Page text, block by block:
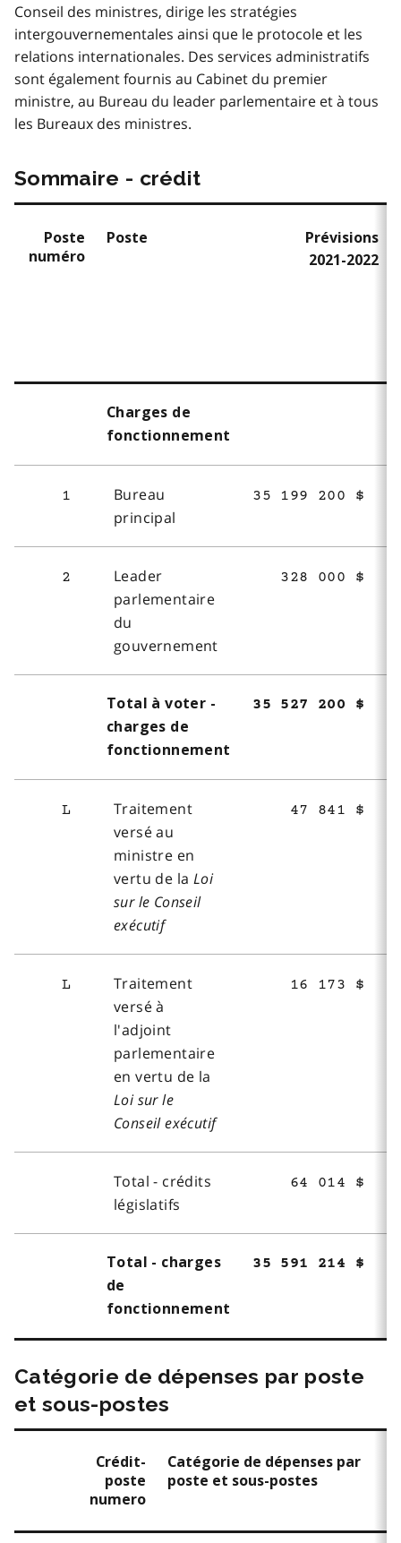
Conseil des ministres, dirige les stratégies
intergouvernementales ainsi que le protocole et les
relations internationales. Des services administratifs
sont également fournis au Cabinet du premier
ministre, au Bureau du leader parlementaire et à tous
les Bureaux des ministres.
Sommaire - crédit
Poste
numéro
Poste
Prévisions
2021-2022
Charges de
fonctionnement
1
Bureau
principal
35 199 200 $
2
Leader
parlementaire
du
gouvernement
328 000 $
Total à voter -
charges de
fonctionnement
35 527 200 $
L
Traitement
versé au
ministre en
vertu de la Loi
sur le Conseil
exécutif
47 841 $
L
Traitement
versé à
l'adjoint
parlementaire
en vertu de la
Loi sur le
Conseil exécutif
16 173 $
Total - crédits
législatifs
64 014 $
Total - charges
de
fonctionnement
35 591 214 $
Catégorie de dépenses par poste
et sous-postes
Crédit-
poste
numero
Catégorie de dépenses par
poste et sous-postes